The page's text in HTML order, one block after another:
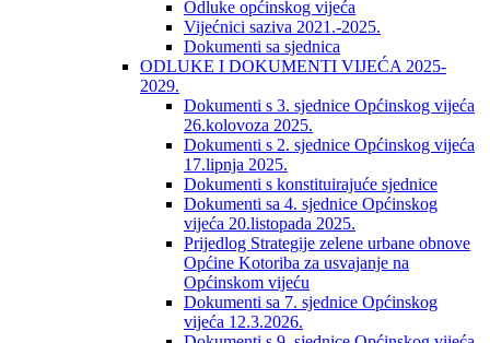
Odluke općinskog vijeća
Vijećnici saziva 2021.-2025.
Dokumenti sa sjednica
ODLUKE I DOKUMENTI VIJEĆA 2025-
2029.
Dokumenti s 3. sjednice Općinskog vijeća
26.kolovoza 2025.
Dokumenti s 2. sjednice Općinskog vijeća
17.lipnja 2025.
Dokumenti s konstituirajuće sjednice
Dokumenti sa 4. sjednice Općinskog
vijeća 20.listopada 2025.
Prijedlog Strategije zelene urbane obnove
Općine Kotoriba za usvajanje na
Općinskom vijeću
Dokumenti sa 7. sjednice Općinskog
vijeća 12.3.2026.